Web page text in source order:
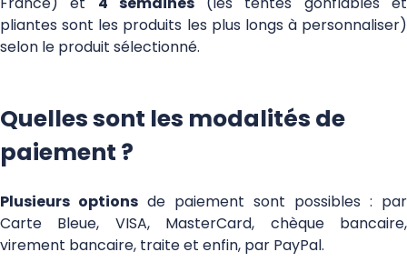
pliantes sont les produits les plus longs à personnaliser)
selon le produit sélectionné.
Quelles sont les modalités de
paiement ?
Plusieurs options de paiement sont possibles : par
Carte Bleue, VISA, MasterCard, chèque bancaire,
virement bancaire, traite et enfin, par PayPal.